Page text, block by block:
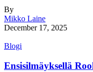
By
Mikko Laine
December 17, 2025
Blogi
Ensisilmäyksellä